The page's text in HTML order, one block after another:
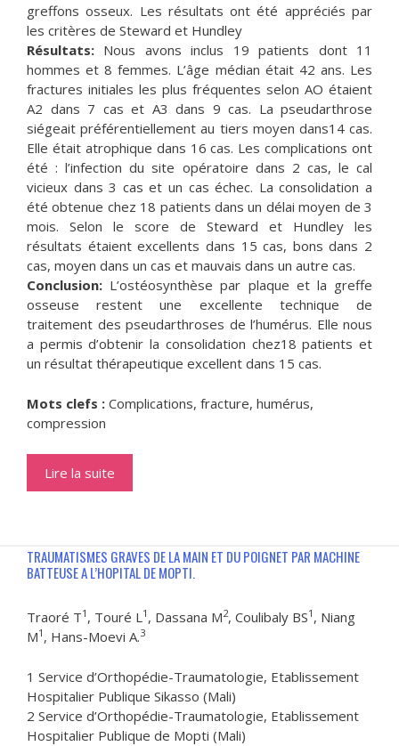
greffons osseux. Les résultats ont été appréciés par
les critères de Steward et Hundley
Résultats: Nous avons inclus 19 patients dont 11
hommes et 8 femmes. L’âge médian était 42 ans. Les
fractures initiales les plus fréquentes selon AO étaient
A2 dans 7 cas et A3 dans 9 cas. La pseudarthrose
siégeait préférentiellement au tiers moyen dans14 cas.
Elle était atrophique dans 16 cas. Les complications ont
été : l’infection du site opératoire dans 2 cas, le cal
vicieux dans 3 cas et un cas échec. La consolidation a
été obtenue chez 18 patients dans un délai moyen de 3
mois. Selon le score de Steward et Hundley les
résultats étaient excellents dans 15 cas, bons dans 2
cas, moyen dans un cas et mauvais dans un autre cas.
Conclusion: L’ostéosynthèse par plaque et la greffe
osseuse restent une excellente technique de
traitement des pseudarthroses de l’humérus. Elle nous
a permis d’obtenir la consolidation chez18 patients et
un résultat thérapeutique excellent dans 15 cas.
Mots clefs : Complications, fracture, humérus,
compression
Lire la suite
TRAUMATISMES GRAVES DE LA MAIN ET DU POIGNET PAR MACHINE
BATTEUSE A L’HOPITAL DE MOPTI.
Traoré T1 , Touré L1 , Dassana M2, Coulibaly BS1 , Niang
M1 , Hans-Moevi A.3
1 Service d’Orthopédie-Traumatologie, Etablissement
Hospitalier Publique Sikasso (Mali)
2 Service d’Orthopédie-Traumatologie, Etablissement
Hospitalier Publique de Mopti (Mali)